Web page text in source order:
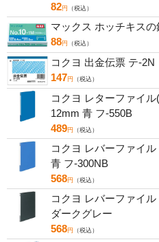
82円 （税込）
マックス ホッチキス
88円 （税込）
コクヨ 出金伝票 テ-2N
147円 （税込）
コクヨ レターファイ
12mm 青 フ-550B
489円 （税込）
コクヨ レバーファイ
青 フ-300NB
568円 （税込）
コクヨ レバーファイ
ダークグレー
568円 （税込）